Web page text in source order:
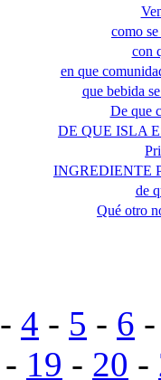
como
con
en que
que bebida
De que
DE QUE ISLA
INGREDIENTE
de
Qué otro
- 4 - 5 - 6 -
- 19 - 20 -